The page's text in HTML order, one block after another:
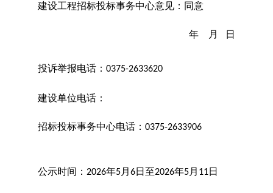
建设工程招标投标事务中心意见： 同意
年 月 日
投诉举报电话： 0375-2633620
建设单位电话：
招标投标事务中心电话： 0375-2633906
公示时间： 2026年5月 6日 至2026年5月 11日